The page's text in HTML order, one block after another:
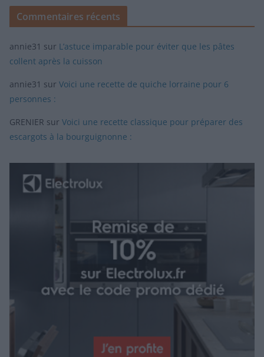
Commentaires récents
annie31 sur L’astuce imparable pour éviter que les pâtes
collent après la cuisson
annie31 sur Voici une recette de quiche lorraine pour 6
personnes :
GRENIER sur Voici une recette classique pour préparer des
escargots à la bourguignonne :